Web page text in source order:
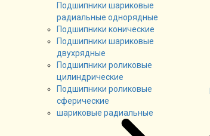
Подшипники шариковые
радиальные однорядные
Подшипники конические
Подшипники шариковые
двухрядные
Подшипники роликовые
цилиндрические
Подшипники роликовые
сферические
шариковые радиальные